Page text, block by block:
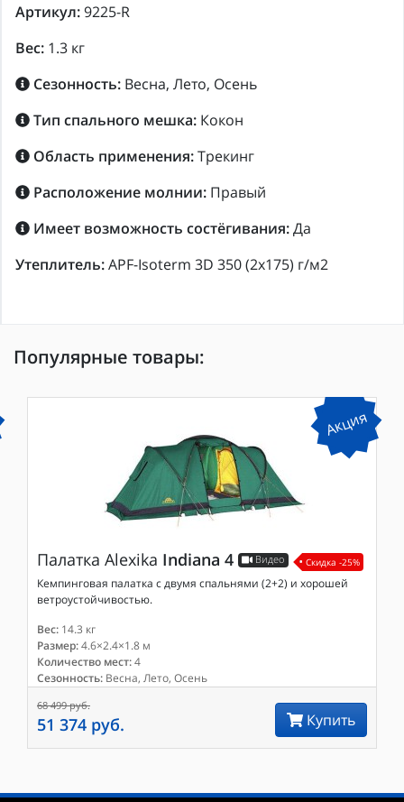
Артикул:9225-R
Вес: 1.3 кг
Сезонность: Весна, Лето, Осень
Тип спального мешка: Кокон
Область применения:Трекинг
Расположение молнии: Правый
Имеет возможность состёгивания:Да
Утеплитель:APF-Isoterm 3D 350 (2x175) г/м2
Популярные товары:
Скидка -25%
Купить
Диоген 4 морская волна
Комфортная палатка с большим внутренним
Вес:
5.4 кг
Размер:4.2×2.4×1.2 м
Количество мест:
49 100 руб.